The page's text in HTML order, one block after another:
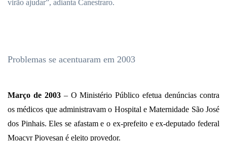
virão ajudar”, adianta Canestraro.
Problemas se acentuaram em 2003
Março de 2003– O Ministério Público efetua denúncias contra
os médicos que administravam o Hospital e Maternidade São José
dos Pinhais. Eles se afastam e o ex-prefeito e ex-deputado federal
Moacyr Piovesan é eleito provedor.